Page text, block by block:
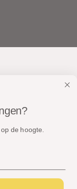
met
de hoogte.